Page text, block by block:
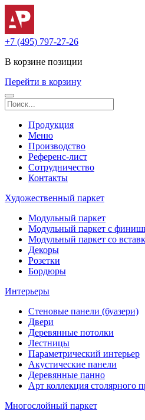
+7 (495) 797-27-26
В корзине позиции
Перейти в корзину
Продукция
Меню
Производство
Референс-лист
Сотрудничество
Контакты
Художественный паркет
Модульный паркет
Модульный паркет с
Модульный паркет со
Декоры
Розетки
Бордюры
Интерьеры
Стеновые панели (буазери)
Двери
Деревянные потолки
Лестницы
Параметрический интерьер
Акустические панели
Деревянные панно
Арт коллекция столярного
Многослойный паркет